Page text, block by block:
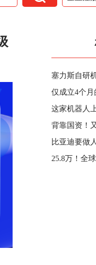
塞力斯自研
这家机器人
比亚迪要做
25.8万！全